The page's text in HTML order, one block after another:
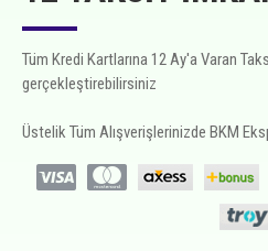
Tüm Kredi Kartlarına 12 Ay'a Varan
gerçekleştirebilirsiniz
Üstelik Tüm Alışverişlerinizde BKM